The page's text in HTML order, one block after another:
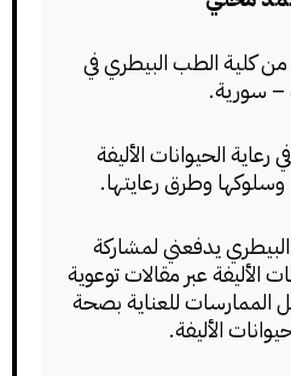
كلية الطب البيطري في
– سورية.
الحيوانات الأليفة
وطرق رعايتها.
يدفعني لمشاركة
الأليفة عبر مقالات توعوية
للعناية بصحة
الأليفة.